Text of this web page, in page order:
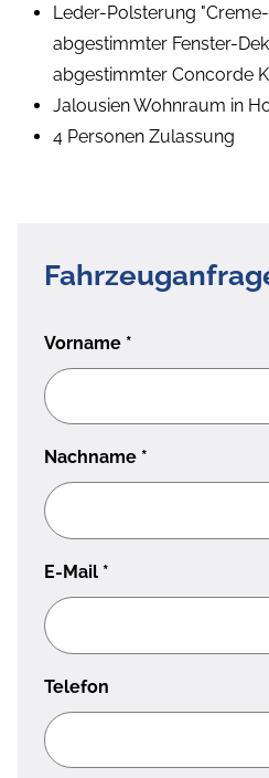
Leder-Polsterung
abgestimmter Fenster-
abgestimmter Concorde
Jalousien Wohnraum in
4 Personen Zulassung
Vorname *
Nachname *
E-Mail *
Telefon